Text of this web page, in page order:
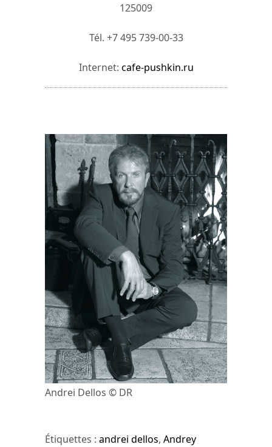
125009
Tél. +7 495 739-00-33
Internet: cafe-pushkin.ru
Andrei Dellos © DR
Étiquettes : andrei dellos, Andrey